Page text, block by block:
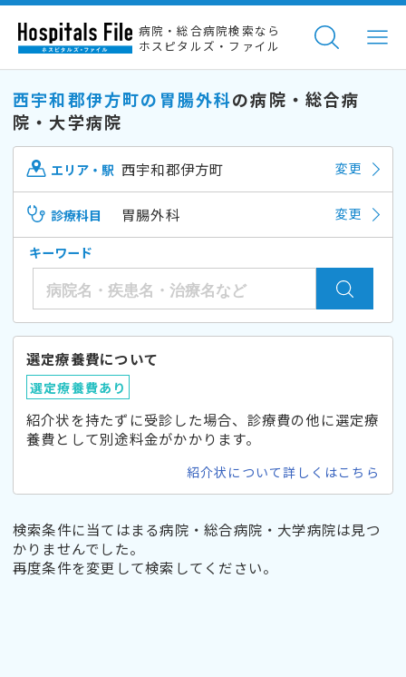
病院・総合病院検索なら
ホスピタルズ・ファイル
西宇和郡伊方町の胃腸外科の病院・総合病
院・大学病院
エリア・駅 西宇和郡伊方町 変更
診療科目 胃腸外科 変更
キーワード
選定療養費について
選定療養費あり
紹介状を持たずに受診した場合、診療費の他に選定療
養費として別途料金がかかります。
紹介状について詳しくはこちら
検索条件に当てはまる病院・総合病院・大学病院は見つ
かりませんでした。
再度条件を変更して検索してください。